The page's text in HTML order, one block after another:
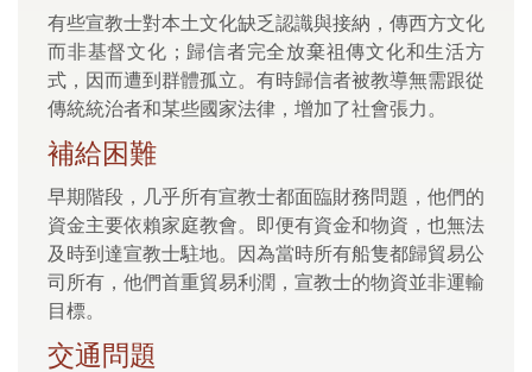
有些宣教士對本土文化缺乏認識與接納，傳西方文化
而非基督文化；歸信者完全放棄祖傳文化和生活方
式，因而遭到群體孤立。有時歸信者被教導無需跟從
傳統統治者和某些國家法律，增加了社會張力。
補給困難
早期階段，几乎所有宣教士都面臨財務問題，他們的
資金主要依賴家庭教會。即便有資金和物資，也無法
及時到達宣教士駐地。因為當時所有船隻都歸貿易公
司所有，他們首重貿易利潤，宣教士的物資並非運輸
目標。
交通問題